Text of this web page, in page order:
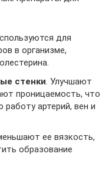
для
в организме,
стенки . Улучшают
проницаемость, что
артерий, вен и
ее вязкость,
образование